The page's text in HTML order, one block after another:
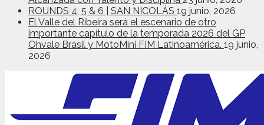
ROUNDS 4, 5 & 6 | SAN NICOLÁS 19 junio, 2026
El Valle del Ribeira será el escenario de otro
importante capítulo de la temporada 2026 del GP
Ohvale Brasil y MotoMini FIM Latinoamérica. 19 junio,
2026